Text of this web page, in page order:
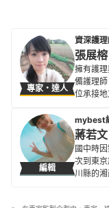
專家・達人
資深護
張展榕
擁有護
備護理
位承接
延緩失能
也喜愛與
要照護
張展
編輯
mybest
蔣若文
國中時
次到東
川縣的